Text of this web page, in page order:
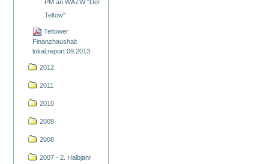
PM an WAZW "Der
Teltow"
Teltower
Finanzhaushalt
lokal.report 09.2013
2012
2011
2010
2009
2008
2007 - 2. Halbjahr